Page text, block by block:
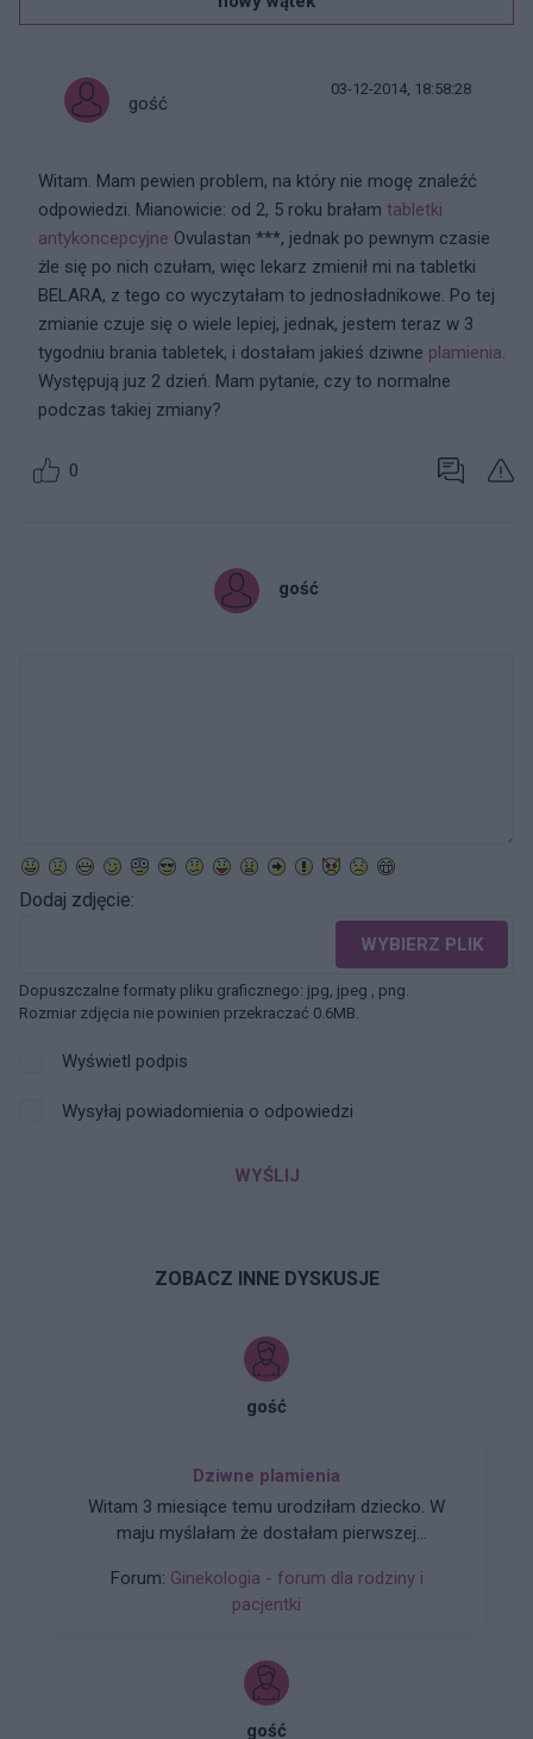
gość
03-12-2014, 18:58:28
Witam. Mam pewien problem, na który nie mogę znaleźć
odpowiedzi. Mianowicie: od 2, 5 roku brałam tabletki
antykoncepcyjne Ovulastan ***, jednak po pewnym czasie
żle się po nich czułam, więc lekarz zmienił mi na tabletki
BELARA, z tego co wyczytałam to jednosładnikowe. Po tej
zmianie czuje się o wiele lepiej, jednak, jestem teraz w 3
tygodniu brania tabletek, i dostałam jakieś dziwne plamienia.
Występują juz 2 dzień. Mam pytanie, czy to normalne
podczas takiej zmiany?
0
gość
Dodaj zdjęcie:
WYBIERZ PLIK
Dopuszczalne formaty pliku graficznego: jpg, jpeg , png.
Rozmiar zdjęcia nie powinien przekraczać 0.6MB.
Wyświetl podpis
Wysyłaj powiadomienia o odpowiedzi
WYŚLIJ
ZOBACZ INNE DYSKUSJE
gość
Dziwne plamienia
Witam 3 miesiące temu urodziłam dziecko. W
maju myślałam że dostałam pierwszej
typowe jak na okres. Przypominało to bardziej
takie plamienie i to nie żywą różową Kris ze
dnia był a na drugi dzień było czysto. I robi się
mi tak co 2 tyg raz trwa 3 dni a raz 6 jak przy
Forum: Ginekologia - forum dla rodziny i
pacjentki
gość